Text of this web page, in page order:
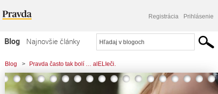
Registrácia Prihlásenie
Blog
Najnovšie články
Najčítanejšie články
Najkomentovanejšie články
Blog > Pravda často tak bolí … alELIeči.
> Šašo sa aj tak iba opičí podľa Kráľovnej.